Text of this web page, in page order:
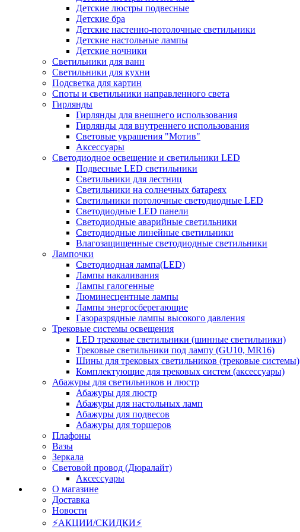
Детские люстры подвесные
Детские бра
Детские настенно-потолочные светильники
Детские настольные лампы
Детские ночники
Светильники для ванн
Светильники для кухни
Подсветка для картин
Споты и светильники направленного света
Гирлянды
Гирлянды для внешнего использования
Гирлянды для внутреннего использования
Световые украшения "Мотив"
Аксессуары
Светодиодное освещение и светильники LED
Подвесные LED светильники
Светильники для лестниц
Светильники на солнечных батареях
Светильники потолочные светодиодные LED
Светодиодные LED панели
Светодиодные аварийные светильники
Светодиодные линейные светильники
Влагозащищенные светодиодные светильники
Лампочки
Светодиодная лампа(LED)
Лампы накаливания
Лампы галогенные
Люминесцентные лампы
Лампы энергосберегающие
Газоразрядные лампы высокого давления
Трековые системы освещения
LED трековые светильники (шинные светильники)
Трековые светильники под лампу (GU10, MR16)
Шины для трековых светильников (трековые системы)
Комплектующие для трековых систем (аксессуары)
Абажуры для светильников и люстр
Абажуры для люстр
Абажуры для настольных ламп
Абажуры для подвесов
Абажуры для торшеров
Плафоны
Вазы
Зеркала
Световой провод (Дюралайт)
Аксессуары
О магазине
Доставка
Новости
⚡АКЦИИ/СКИДКИ⚡